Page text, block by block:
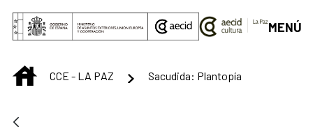
Saltar al contenido principal
MENÚ
INICIOCCE - LA PAZ Sacudida: Plantopía